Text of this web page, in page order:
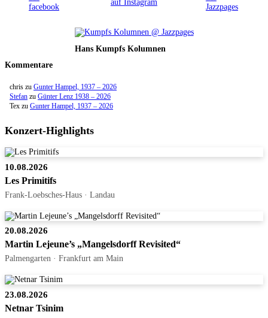
Hans Kumpfs Kolumnen
Kommentare
chris zu Gunter Hampel, 1937 – 2026
Stefan zu Günter Lenz 1938 – 2026
Tex zu Gunter Hampel, 1937 – 2026
Konzert-Highlights
10.08.2026
Les Primitifs
Frank-Loebsches-Haus · Landau
20.08.2026
Martin Lejeune’s „Mangelsdorff Revisited“
Palmengarten · Frankfurt am Main
23.08.2026
Netnar Tsinim